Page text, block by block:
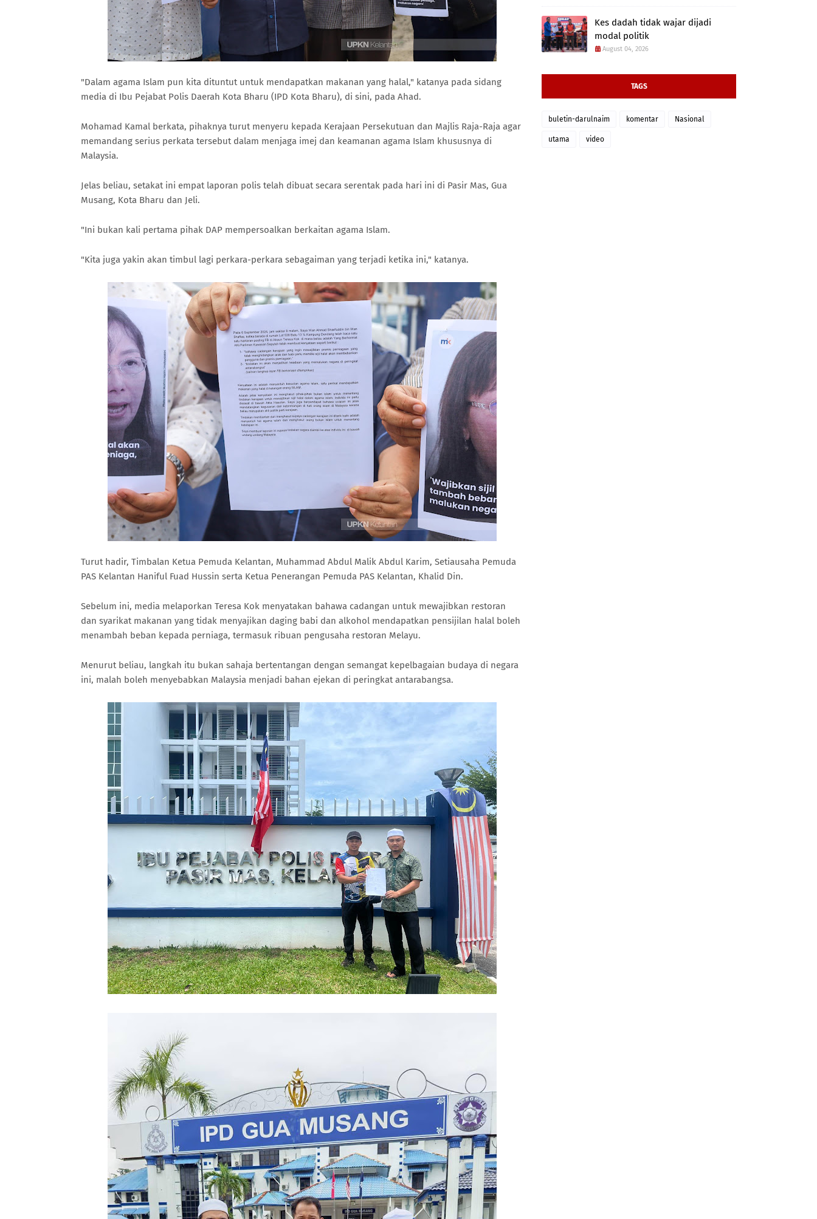
"Dalam agama Islam pun kita dituntut untuk mendapatkan makanan yang halal," katanya pada sidang
media di Ibu Pejabat Polis Daerah Kota Bharu (IPD Kota Bharu), di sini, pada Ahad.
Mohamad Kamal berkata, pihaknya turut menyeru kepada Kerajaan Persekutuan dan Majlis Raja-Raja agar
memandang serius perkata tersebut dalam menjaga imej dan keamanan agama Islam khususnya di
Malaysia.
Jelas beliau, setakat ini empat laporan polis telah dibuat secara serentak pada hari ini di Pasir Mas, Gua
Musang, Kota Bharu dan Jeli.
"Ini bukan kali pertama pihak DAP mempersoalkan berkaitan agama Islam.
"Kita juga yakin akan timbul lagi perkara-perkara sebagaiman yang terjadi ketika ini," katanya.
Turut hadir, Timbalan Ketua Pemuda Kelantan, Muhammad Abdul Malik Abdul Karim, Setiausaha Pemuda
PAS Kelantan Haniful Fuad Hussin serta Ketua Penerangan Pemuda PAS Kelantan, Khalid Din.
Sebelum ini, media melaporkan Teresa Kok menyatakan bahawa cadangan untuk mewajibkan restoran
dan syarikat makanan yang tidak menyajikan daging babi dan alkohol mendapatkan pensijilan halal boleh
menambah beban kepada perniaga, termasuk ribuan pengusaha restoran Melayu.
Menurut beliau, langkah itu bukan sahaja bertentangan dengan semangat kepelbagaian budaya di negara
ini, malah boleh menyebabkan Malaysia menjadi bahan ejekan di peringkat antarabangsa.
Kes dadah tidak wajar dijadi
modal politik
August 04, 2026
TAGS
buletin-darulnaim komentar Nasional
utama video